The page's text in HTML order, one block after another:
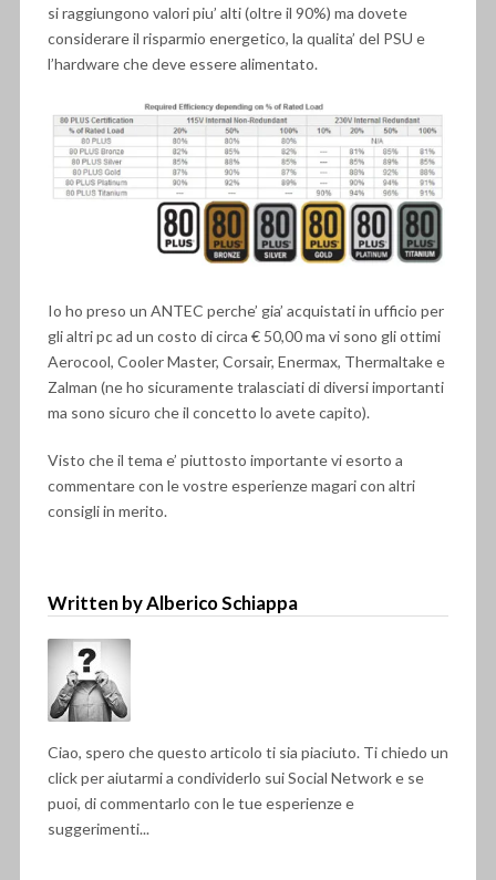
si raggiungono valori piu’ alti (oltre il 90%) ma dovete
considerare il risparmio energetico, la qualita’ del PSU e
l’hardware che deve essere alimentato.
Io ho preso un ANTEC perche’ gia’ acquistati in ufficio per
gli altri pc ad un costo di circa € 50,00 ma vi sono gli ottimi
Aerocool, Cooler Master, Corsair, Enermax, Thermaltake e
Zalman (ne ho sicuramente tralasciati di diversi importanti
ma sono sicuro che il concetto lo avete capito).
Visto che il tema e’ piuttosto importante vi esorto a
commentare con le vostre esperienze magari con altri
consigli in merito.
Written by Alberico Schiappa
Ciao, spero che questo articolo ti sia piaciuto. Ti chiedo un
click per aiutarmi a condividerlo sui Social Network e se
puoi, di commentarlo con le tue esperienze e
suggerimenti...